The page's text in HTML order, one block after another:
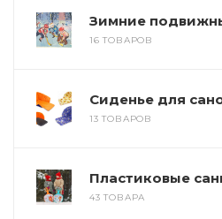
Зимние
16 ТОВАРОВ
Сиденье для
13 ТОВАРОВ
Пластиковые
43 ТОВАРА